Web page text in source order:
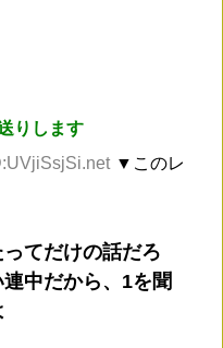
りします
▼このレ
てだけの話だろ
中だから、1を聞